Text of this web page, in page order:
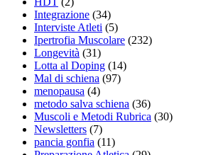
Integrazione (34)
Interviste Atleti (5)
Ipertrofia Muscolare (232)
Longevità (31)
Lotta al Doping (14)
Mal di schiena (97)
menopausa (4)
metodo salva schiena (36)
Muscoli e Metodi Rubrica (30)
Newsletters (7)
pancia gonfia (11)